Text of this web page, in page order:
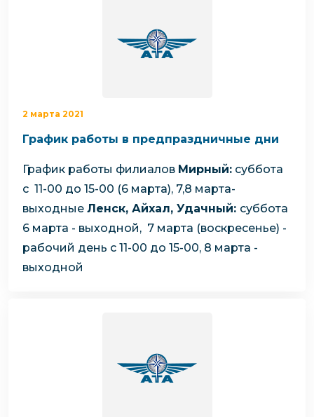
2 марта 2021
График работы в предпраздничные дни
График работы филиалов Мирный: суббота
с 11-00 до 15-00 (6 марта), 7,8 марта-
выходные Ленск, Айхал, Удачный: суббота
6 марта - выходной, 7 марта (воскресенье) -
рабочий день с 11-00 до 15-00, 8 марта -
выходной